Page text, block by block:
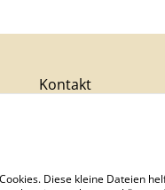
Kontakt
Diese kleine Dateien